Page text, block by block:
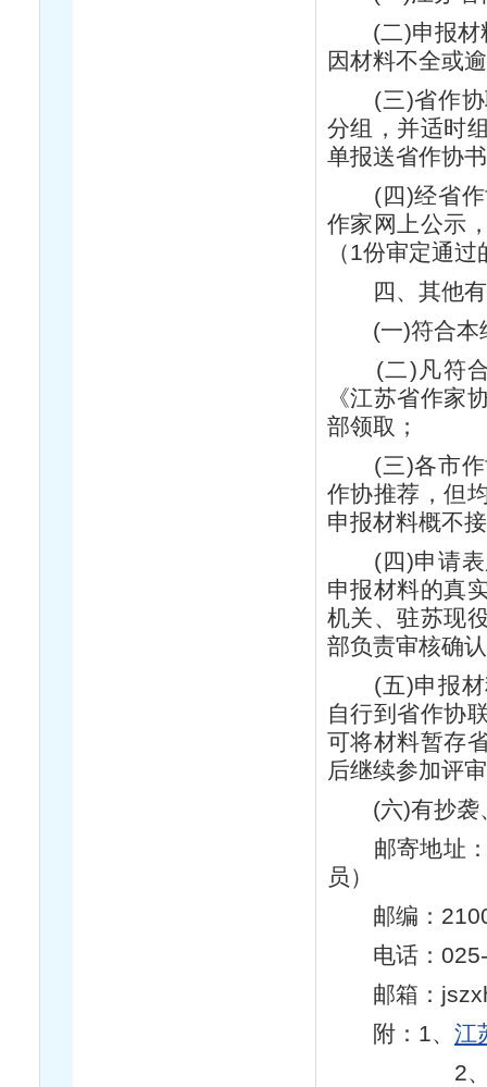
(二)申报材料
因材料不全或
(三)省作协
分组，并适时
单报送省作协
(四)经省作
作家网上公示
（1份审定通
四、其他有
(一)符合本细
(二)凡符合
《江苏省作家
部领取；
(三)各市作
作协推荐，但
申报材料概不
(四)申请表
申报材料的真
机关、驻苏现
部负责审核确
(五)申报材
自行到省作协
可将材料暂存
后继续参加评
(六)有抄袭、
邮寄地址：
员）
邮编：
电话：025-
邮箱：
附：1、 江
2